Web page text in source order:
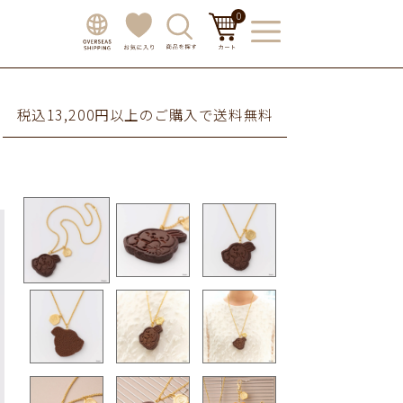
0
税込13,200円以上のご購入で送料無料